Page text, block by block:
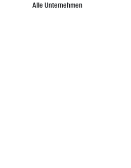
Alle Unternehmen